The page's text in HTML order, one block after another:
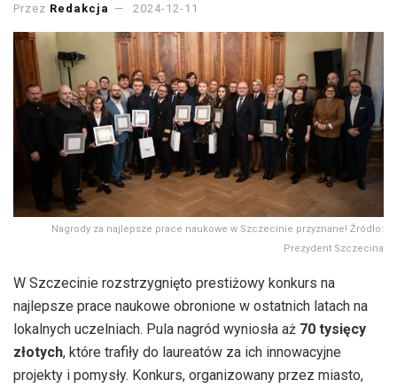
Przez Redakcja 2024-12-11
Nagrody za najlepsze prace naukowe w Szczecinie przyznane! Źródło:
Prezydent Szczecina
W Szczecinie rozstrzygnięto prestiżowy konkurs na
najlepsze prace naukowe obronione w ostatnich latach na
lokalnych uczelniach. Pula nagród wyniosła aż 70 tysięcy
złotych, które trafiły do laureatów za ich innowacyjne
projekty i pomysły. Konkurs, organizowany przez miasto,